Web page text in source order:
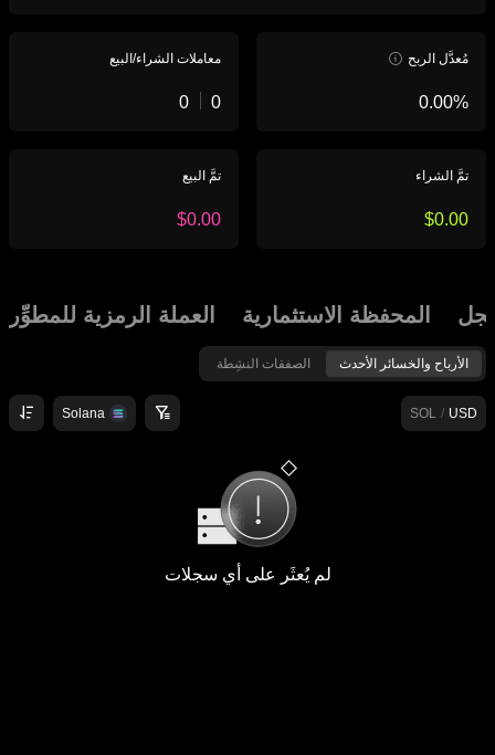
مُعدَّل الربح معاملات الشراء/البيع
‏‎0‏
تمَّ الشراء تمَّ البيع
المحفظة الاستثمارية العملة الرمزية للمطوِّر
الأرباح والخسائر الأحدث الصفقات النشِطة
USD
/
SOL
Solana
لم يُعثَر على أي سجلات